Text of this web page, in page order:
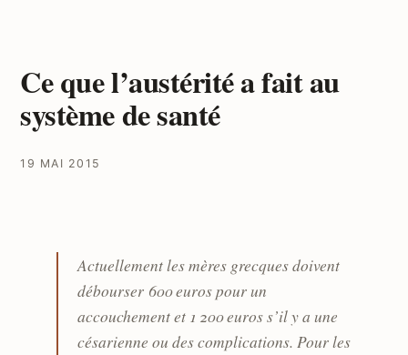
Ce que l’austérité a fait au
système de santé
19 MAI 2015
Actuellement les mères grecques doivent
débourser 600 euros pour un
accouchement et 1 200 euros s’il y a une
césarienne ou des complications. Pour les